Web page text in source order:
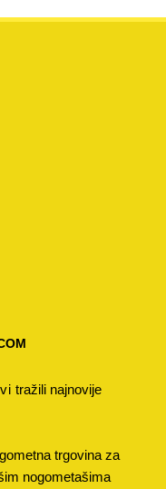
tražili najnovije
trgovina za
nogometašima